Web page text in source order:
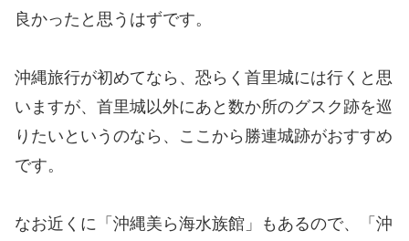
良かったと思うはずです。
沖縄旅行が初めてなら、恐らく首里城には行くと思
いますが、首里城以外にあと数か所のグスク跡を巡
りたいというのなら、ここから勝連城跡がおすすめ
です。
なお近くに「沖縄美ら海水族館」もあるので、「沖